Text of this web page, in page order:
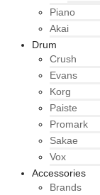
Piano
Akai
Drum
Crush
Evans
Korg
Paiste
Promark
Sakae
Vox
Accessories
Brands